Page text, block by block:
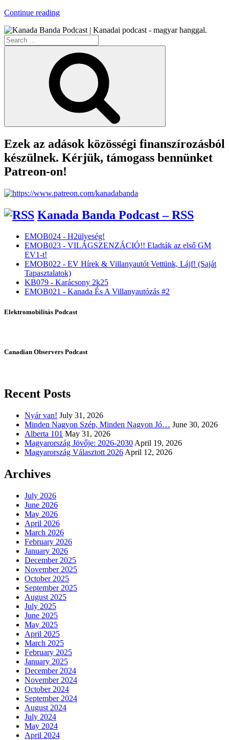
Continue reading“KB035
Csak
Search
for:
Ezek az adások közösségi finanszírozásból
készülnek. Kérjük, támogass bennünket
Patreon-on!
Kanada Banda Podcast – RSS
EMOB024 - H2ülyeség!
EMOB023 - VILÁGSZENZÁCIÓ!! Eladták az első GM
EV1-t!
EMOB022 - EV Hírek & Villanyautót Vettünk, Lájf! (Saját
Tapasztalatok)
KB079 - Karácsony 2k25
EMOB021 - Kanada És A Villanyautózás #2
Elektromobilitás Podcast
Canadian Observers Podcast
Recent Posts
Nyár van! July 31, 2026
Minden Nagyon Szép, Minden Nagyon Jó… June 30, 2026
Alberta 101 May 31, 2026
Magyarország Jövője: 2026-2030 April 19, 2026
Magyarország Választott 2026 April 12, 2026
Archives
July 2026
June 2026
May 2026
April 2026
March 2026
February 2026
January 2026
December 2025
November 2025
October 2025
September 2025
August 2025
July 2025
June 2025
May 2025
April 2025
March 2025
February 2025
January 2025
December 2024
November 2024
October 2024
September 2024
August 2024
July 2024
May 2024
April 2024